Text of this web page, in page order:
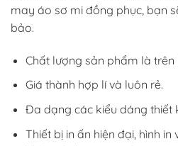
may áo sơ mi đồng phục, bạn
bảo.
Chất lượng sản phẩm là trên
Giá thành hợp lí và luôn rẻ.
Đa dạng các kiểu dáng thiết
Thiết bị in ấn hiện đại, hình